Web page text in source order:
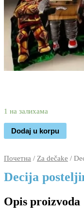
1 на залихама
Dodaj u korpu
Почетна / Za dečake /
Decija
Opis proizvoda